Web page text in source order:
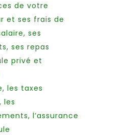
de votre
et ses frais de
ses
ses repas
privé et
les taxes
les
l’assurance